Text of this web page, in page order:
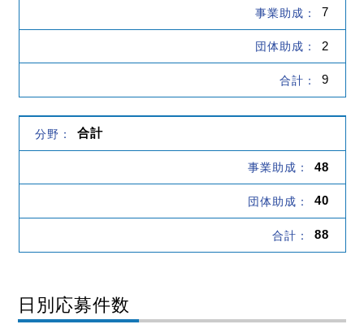
7
2
9
合計
48
40
88
日別応募件数